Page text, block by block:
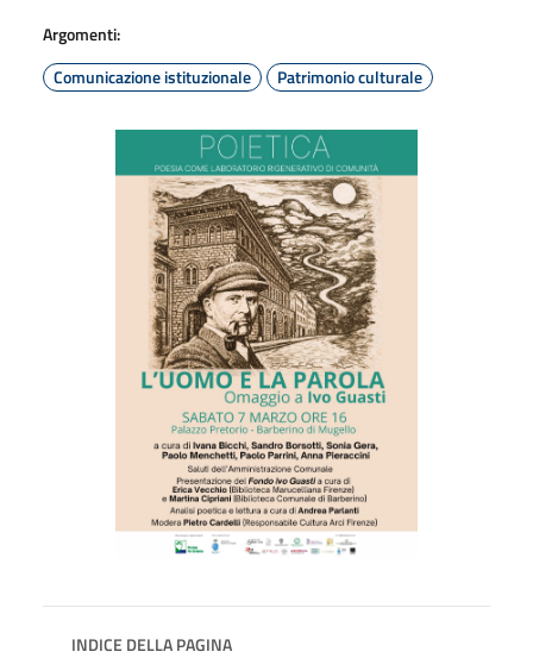
Argomenti:
Comunicazione istituzionale
Patrimonio culturale
INDICE DELLA PAGINA